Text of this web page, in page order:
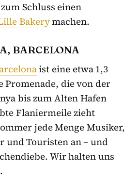
Schluss einen
Bakerymachen.
BARCELONA
ist eine etwa 1,3
Promenade, die von der
bis zum Alten Hafen
Flaniermeile zieht
jede Menge Musiker,
und Touristen an – und
Wir halten uns